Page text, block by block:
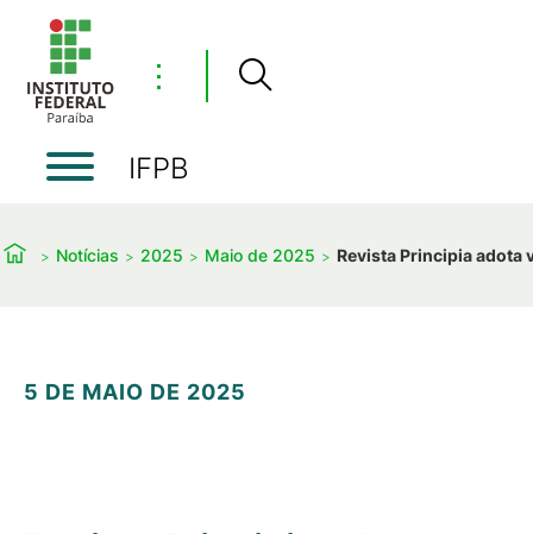
⋮
IFPB
Notícias 2025 Maio de 2025 Revista Principia adota
5 DE MAIO DE 2025